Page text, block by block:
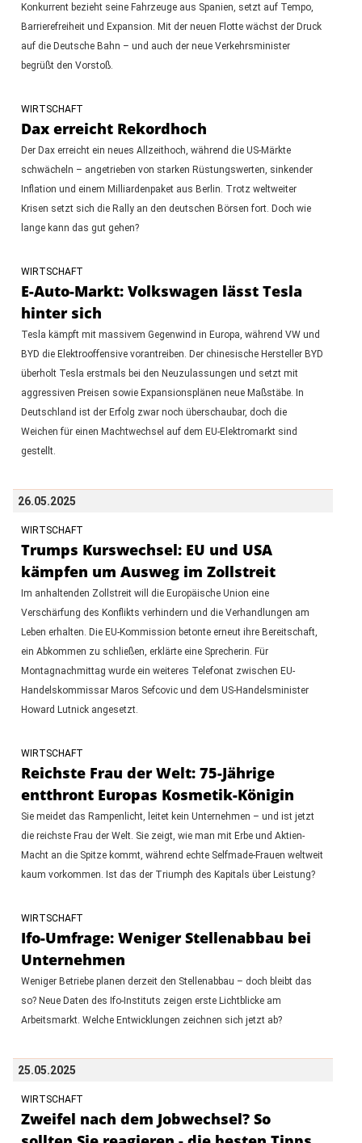
Konkurrent bezieht seine Fahrzeuge aus Spanien, setzt auf Tempo,
Barrierefreiheit und Expansion. Mit der neuen Flotte wächst der Druck
auf die Deutsche Bahn – und auch der neue Verkehrsminister
begrüßt den Vorstoß.
WIRTSCHAFT
Dax erreicht Rekordhoch
Der Dax erreicht ein neues Allzeithoch, während die US-Märkte
schwächeln – angetrieben von starken Rüstungswerten, sinkender
Inflation und einem Milliardenpaket aus Berlin. Trotz weltweiter
Krisen setzt sich die Rally an den deutschen Börsen fort. Doch wie
lange kann das gut gehen?
WIRTSCHAFT
E-Auto-Markt: Volkswagen lässt Tesla
hinter sich
Tesla kämpft mit massivem Gegenwind in Europa, während VW und
BYD die Elektrooffensive vorantreiben. Der chinesische Hersteller BYD
überholt Tesla erstmals bei den Neuzulassungen und setzt mit
aggressiven Preisen sowie Expansionsplänen neue Maßstäbe. In
Deutschland ist der Erfolg zwar noch überschaubar, doch die
Weichen für einen Machtwechsel auf dem EU-Elektromarkt sind
gestellt.
26.05.2025
WIRTSCHAFT
Trumps Kurswechsel: EU und USA
kämpfen um Ausweg im Zollstreit
Im anhaltenden Zollstreit will die Europäische Union eine
Verschärfung des Konflikts verhindern und die Verhandlungen am
Leben erhalten. Die EU-Kommission betonte erneut ihre Bereitschaft,
ein Abkommen zu schließen, erklärte eine Sprecherin. Für
Montagnachmittag wurde ein weiteres Telefonat zwischen EU-
Handelskommissar Maros Sefcovic und dem US-Handelsminister
Howard Lutnick angesetzt.
WIRTSCHAFT
Reichste Frau der Welt: 75-Jährige
entthront Europas Kosmetik-Königin
Sie meidet das Rampenlicht, leitet kein Unternehmen – und ist jetzt
die reichste Frau der Welt. Sie zeigt, wie man mit Erbe und Aktien-
Macht an die Spitze kommt, während echte Selfmade-Frauen weltweit
kaum vorkommen. Ist das der Triumph des Kapitals über Leistung?
WIRTSCHAFT
Ifo-Umfrage: Weniger Stellenabbau bei
Unternehmen
Weniger Betriebe planen derzeit den Stellenabbau – doch bleibt das
so? Neue Daten des Ifo-Instituts zeigen erste Lichtblicke am
Arbeitsmarkt. Welche Entwicklungen zeichnen sich jetzt ab?
25.05.2025
WIRTSCHAFT
Zweifel nach dem Jobwechsel? So